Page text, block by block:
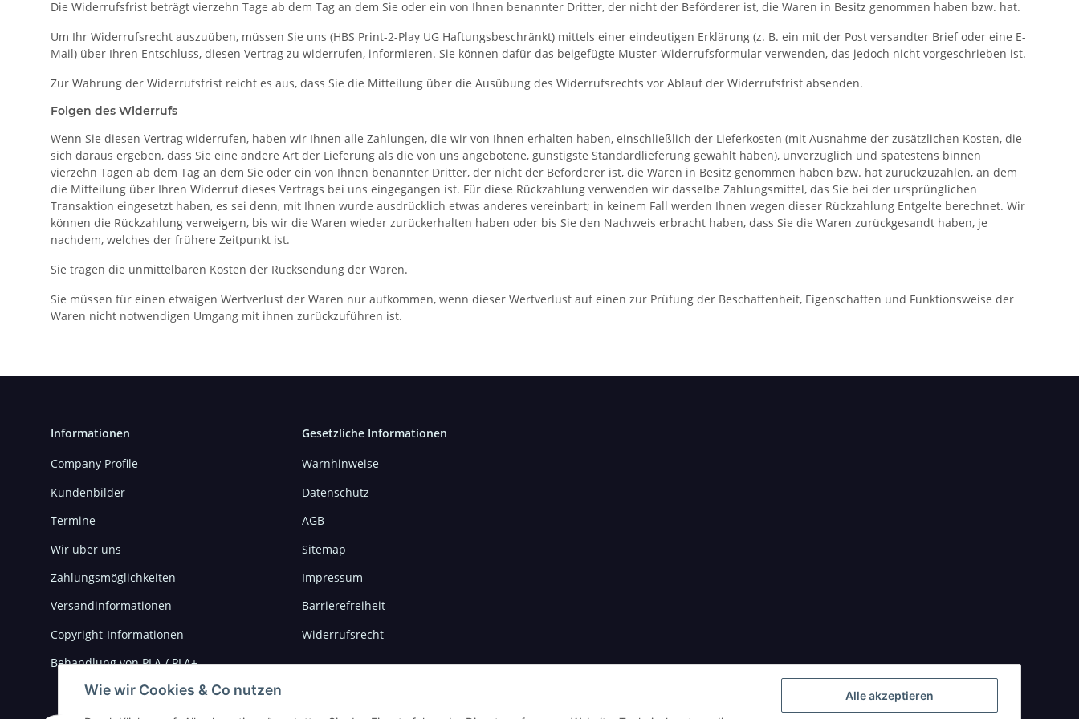
Die Widerrufsfrist beträgt vierzehn Tage ab dem Tag an dem Sie oder ein von Ihnen benannter Dritter, der nicht der Beförderer ist, die Waren in Besitz genommen haben bzw. hat.
Um Ihr Widerrufsrecht auszuüben, müssen Sie uns (HBS Print-2-Play UG Haftungsbeschränkt) mittels einer eindeutigen Erklärung (z. B. ein mit der Post versandter Brief oder eine E-
Mail) über Ihren Entschluss, diesen Vertrag zu widerrufen, informieren. Sie können dafür das beigefügte Muster-Widerrufsformular verwenden, das jedoch nicht vorgeschrieben ist.
Zur Wahrung der Widerrufsfrist reicht es aus, dass Sie die Mitteilung über die Ausübung des Widerrufsrechts vor Ablauf der Widerrufsfrist absenden.
Folgen des Widerrufs
Wenn Sie diesen Vertrag widerrufen, haben wir Ihnen alle Zahlungen, die wir von Ihnen erhalten haben, einschließlich der Lieferkosten (mit Ausnahme der zusätzlichen Kosten, die
sich daraus ergeben, dass Sie eine andere Art der Lieferung als die von uns angebotene, günstigste Standardlieferung gewählt haben), unverzüglich und spätestens binnen
vierzehn Tagen ab dem Tag an dem Sie oder ein von Ihnen benannter Dritter, der nicht der Beförderer ist, die Waren in Besitz genommen haben bzw. hat zurückzuzahlen, an dem
die Mitteilung über Ihren Widerruf dieses Vertrags bei uns eingegangen ist. Für diese Rückzahlung verwenden wir dasselbe Zahlungsmittel, das Sie bei der ursprünglichen
Transaktion eingesetzt haben, es sei denn, mit Ihnen wurde ausdrücklich etwas anderes vereinbart; in keinem Fall werden Ihnen wegen dieser Rückzahlung Entgelte berechnet. Wir
können die Rückzahlung verweigern, bis wir die Waren wieder zurückerhalten haben oder bis Sie den Nachweis erbracht haben, dass Sie die Waren zurückgesandt haben, je
nachdem, welches der frühere Zeitpunkt ist.
Sie tragen die unmittelbaren Kosten der Rücksendung der Waren.
Sie müssen für einen etwaigen Wertverlust der Waren nur aufkommen, wenn dieser Wertverlust auf einen zur Prüfung der Beschaffenheit, Eigenschaften und Funktionsweise der
Waren nicht notwendigen Umgang mit ihnen zurückzuführen ist.
Informationen
Company Profile
Kundenbilder
Termine
Wir über uns
Zahlungsmöglichkeiten
Versandinformationen
Copyright-Informationen
Behandlung von PLA / PLA+
Gesetzliche Informationen
Warnhinweise
Datenschutz
AGB
Sitemap
Impressum
Barrierefreiheit
Widerrufsrecht
Wie wir Cookies & Co nutzen Alle akzeptieren